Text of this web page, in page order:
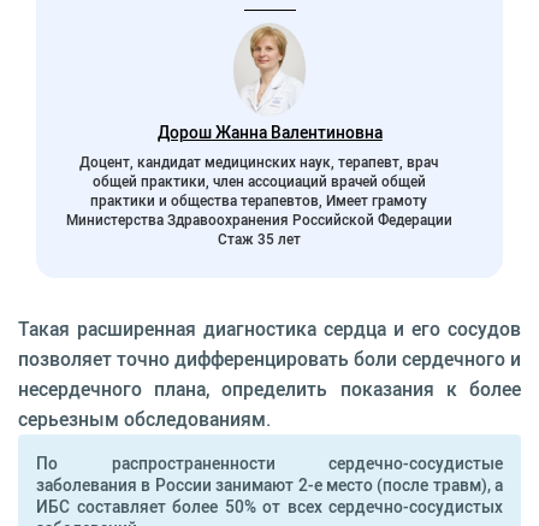
Дорош Жанна Валентиновна
Доцент, кандидат медицинских наук, терапевт, врач
общей практики, член ассоциаций врачей общей
практики и общества терапевтов, Имеет грамоту
Министерства Здравоохранения Российской Федерации
Стаж 35 лет
Такая расширенная диагностика сердца и его сосудов
позволяет точно дифференцировать боли сердечного и
несердечного плана, определить показания к более
серьезным обследованиям.
По распространенности сердечно-сосудистые
заболевания в России занимают 2-е место (после травм), а
ИБС составляет более 50% от всех сердечно-сосудистых